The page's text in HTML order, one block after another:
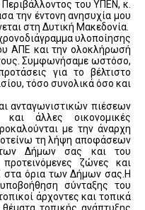
του ΥΠΕΝ, κ.
την έντονη ανησυχία μου
στη Δυτική Μακεδονία.
υλοποίησης
ΑΠΕ και την ολοκλήρωσή
Συμφωνήσαμε ωστόσο,
για το βέλτιστο
τόσο συνολικά όσο και
ανταγωνιστικών πιέσεων
άλλες οικονομικές
με την άναρχη
τη λήψη αποφάσεων
Δήμων σας και του
ζώνες και
όρια των Δήμων σας.Η
σύνταξης του
άρχοντες και τοπικά